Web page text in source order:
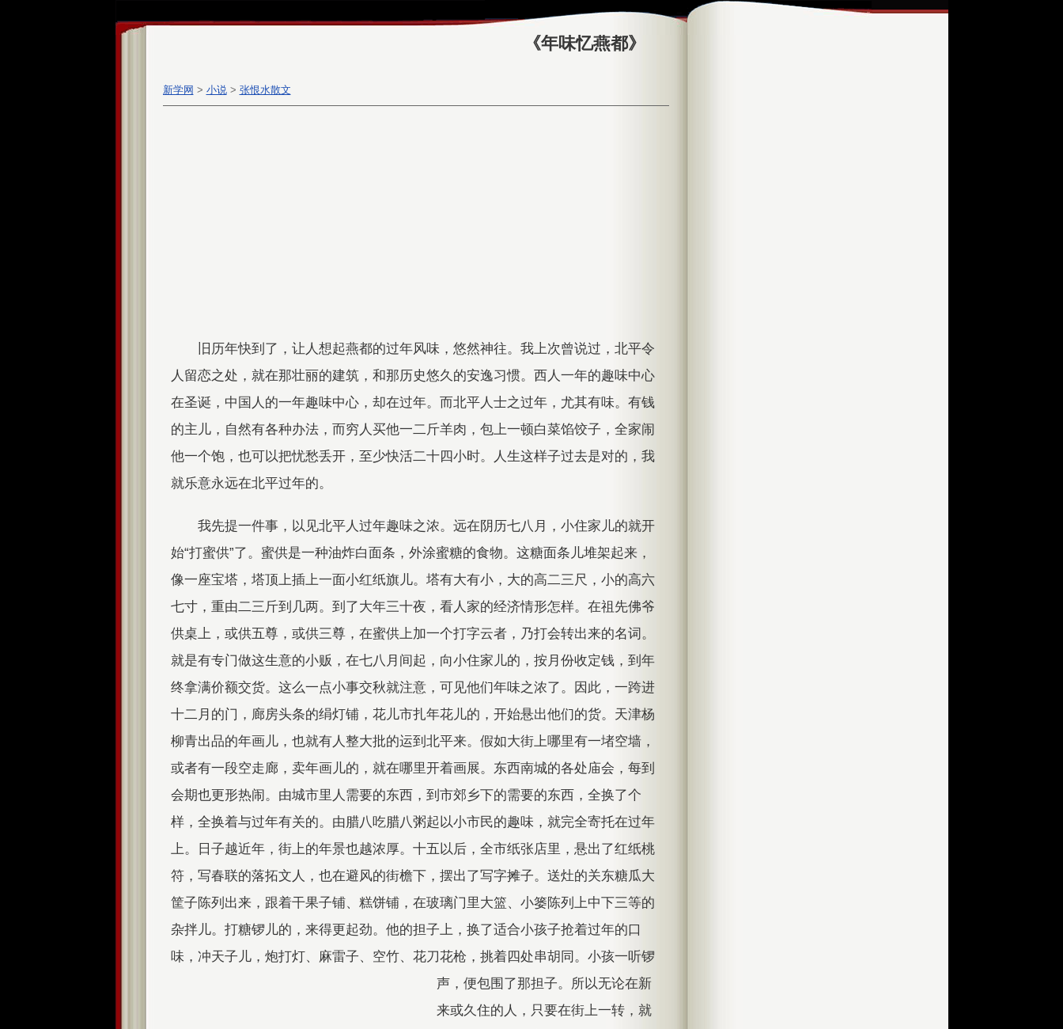
《年味忆燕都》
新学网 > 小说> 张恨水散文
旧历年快到了，让人想起燕都的过年风味，悠然神往。我上次曾说过，北平令
人留恋之处，就在那壮丽的建筑，和那历史悠久的安逸习惯。西人一年的趣味中心
在圣诞，中国人的一年趣味中心，却在过年。而北平人士之过年，尤其有味。有钱
的主儿，自然有各种办法，而穷人买他一二斤羊肉，包上一顿白菜馅饺子，全家闹
他一个饱，也可以把忧愁丢开，至少快活二十四小时。人生这样子过去是对的，我
就乐意永远在北平过年的。
我先提一件事，以见北平人过年趣味之浓。远在阴历七八月，小住家儿的就开
始“打蜜供”了。蜜供是一种油炸白面条，外涂蜜糖的食物。这糖面条儿堆架起来，
像一座宝塔，塔顶上插上一面小红纸旗儿。塔有大有小，大的高二三尺，小的高六
七寸，重由二三斤到几两。到了大年三十夜，看人家的经济情形怎样。在祖先佛爷
供桌上，或供五尊，或供三尊，在蜜供上加一个打字云者，乃打会转出来的名词。
就是有专门做这生意的小贩，在七八月间起，向小住家儿的，按月份收定钱，到年
终拿满价额交货。这么一点小事交秋就注意，可见他们年味之浓了。因此，一跨进
十二月的门，廊房头条的绢灯铺，花儿市扎年花儿的，开始悬出他们的货。天津杨
柳青出品的年画儿，也就有人整大批的运到北平来。假如大街上哪里有一堵空墙，
或者有一段空走廊，卖年画儿的，就在哪里开着画展。东西南城的各处庙会，每到
会期也更形热闹。由城市里人需要的东西，到市郊乡下的需要的东西，全换了个
样，全换着与过年有关的。由腊八吃腊八粥起以小市民的趣味，就完全寄托在过年
上。日子越近年，街上的年景也越浓厚。十五以后，全市纸张店里，悬出了红纸桃
符，写春联的落拓文人，也在避风的街檐下，摆出了写字摊子。送灶的关东糖瓜大
筐子陈列出来，跟着干果子铺、糕饼铺，在玻璃门里大篮、小篓陈列上中下三等的
杂拌儿。打糖锣儿的，来得更起劲。他的担子上，换了适合小孩子抢着过年的口
味，冲天子儿，炮打灯、麻雷子、空竹、花刀花枪，挑着四处串胡同。小孩一听锣
声，便包围了那担子。所以无论在新
来或久住的人，只要在街上一转，就